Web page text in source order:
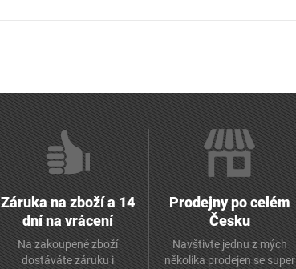
Záruka na zboží a 14
dní na vrácení
Na zakoupené zboží
dostáváte záruku i
Prodejny po celém
Česku
Navštivte jednu z mých
několika prodejen se super